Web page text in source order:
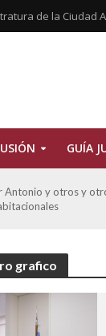
de la Ciudad
GUÍA
Eva Edith y
ambiental
grafico